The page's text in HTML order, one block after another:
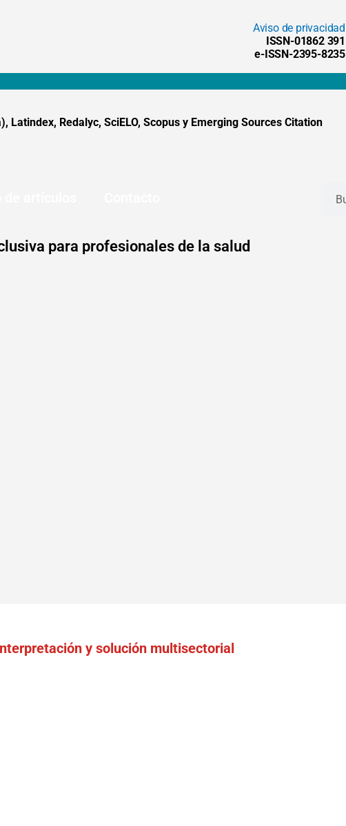
Aviso de privacidad
ISSN-01862 391
e-ISSN-2395-8235
Latindex, Redalyc, SciELO, Scopus y Emerging Sources Citation
para profesionales de la salud
y solución multisectorial